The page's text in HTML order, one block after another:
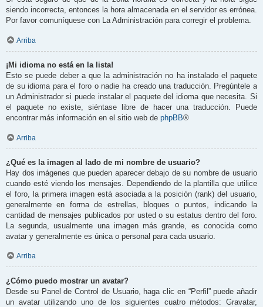
siendo incorrecta, entonces la hora almacenada en el servidor es errónea.
Por favor comuníquese con La Administración para corregir el problema.
Arriba
¡Mi idioma no está en la lista!
Esto se puede deber a que la administración no ha instalado el paquete
de su idioma para el foro o nadie ha creado una traducción. Pregúntele a
un Administrador si puede instalar el paquete del idioma que necesita. Si
el paquete no existe, siéntase libre de hacer una traducción. Puede
encontrar más información en el sitio web de phpBB®
Arriba
¿Qué es la imagen al lado de mi nombre de usuario?
Hay dos imágenes que pueden aparecer debajo de su nombre de usuario
cuando esté viendo los mensajes. Dependiendo de la plantilla que utilice
el foro, la primera imagen está asociada a la posición (rank) del usuario,
generalmente en forma de estrellas, bloques o puntos, indicando la
cantidad de mensajes publicados por usted o su estatus dentro del foro.
La segunda, usualmente una imagen más grande, es conocida como
avatar y generalmente es única o personal para cada usuario.
Arriba
¿Cómo puedo mostrar un avatar?
Desde su Panel de Control de Usuario, haga clic en “Perfil” puede añadir
un avatar utilizando uno de los siguientes cuatro métodos: Gravatar,